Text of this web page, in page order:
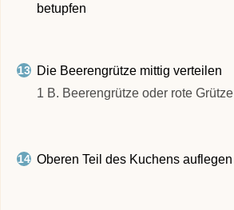
betupfen
Die Beerengrütze mittig verteilen
1 B. Beerengrütze oder rote Grütze
Oberen Teil des Kuchens auflegen